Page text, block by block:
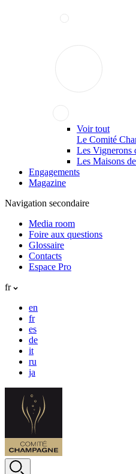
Voir tout
Le Comité
Les Vignerons
Les Maisons
Engagements
Magazine
Navigation secondaire
Media room
Foire aux questions
Glossaire
Contacts
Espace Pro
fr
en
fr
es
de
it
ru
ja